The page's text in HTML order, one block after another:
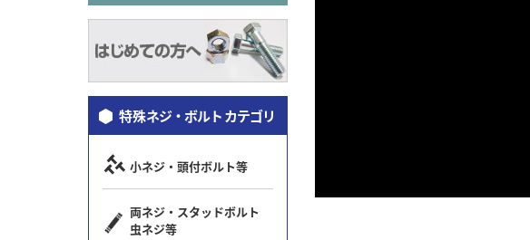
特殊ネジ・ボルト カテゴリ
小ネジ・頭付ボルト等
両ネジ・スタッドボルト
虫ネジ等